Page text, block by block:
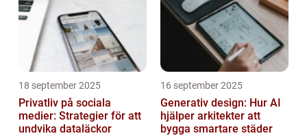
18 september 2025
Privatliv på sociala
medier: Strategier för att
undvika dataläckor
16 september 2025
Generativ design: Hur AI
hjälper arkitekter att
bygga smartare städer